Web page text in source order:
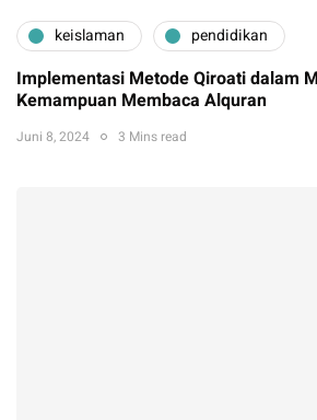
keislaman pendidikan
Implementasi Metode Qiroati dalam
Kemampuan Membaca Alquran
Juni 8, 2024 3 Mins read